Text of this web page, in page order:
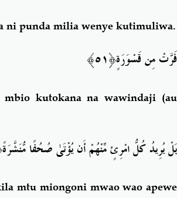
ni punda milia wenye kutimuliwa.
فَرَّتْ مِن قَسْوَرَةٍ﴿٥١﴾
mbio kutokana na wawindaji (au
بَلْ يُرِيدُ كُلُّ امْرِئٍ مِّنْهُمْ أَن يُؤْتَىٰ صُحُفًا مُّنَشَّرَةً
mtu miongoni mwao wao apewe